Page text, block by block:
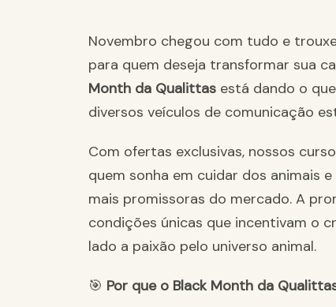
Novembro chegou com tudo e
para quem deseja transformar sua
Month da Qualittas está dando o
diversos veículos de comunicação
Com ofertas exclusivas, nossos
quem sonha em cuidar dos animais
mais promissoras do mercado. A
condições únicas que incentivam o
lado a paixão pelo universo animal.
🎯 Por que o Black Month da